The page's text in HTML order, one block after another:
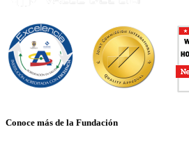
Conoce más de la Fundación